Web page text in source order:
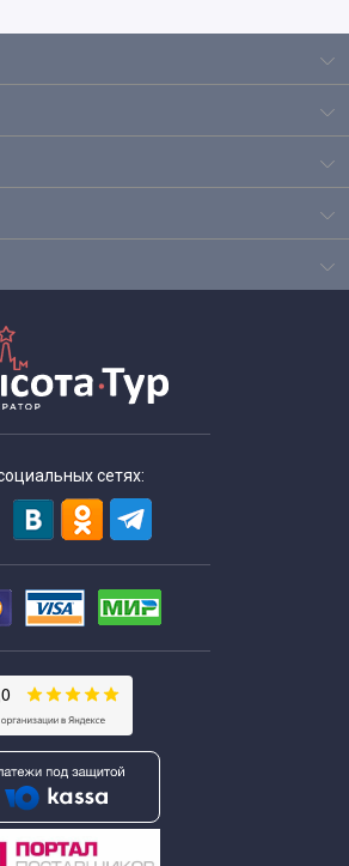
для школьников 11 класса
первоклассников в Москве
для детей в Москве 2 класс
для школьников 4 класса
для 5 класса в Москве
для школьников 6 класса в
Москве
школьников 7 класса в Москве
по москве для 9 класса
для школьников средней школы
для школьников в Москве
школьников в музеи
сетях: